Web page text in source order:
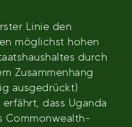
Linie den
möglichst hohen
durch
Zusammenhang
ausgedrückt)
dass Uganda
Commonwealth-